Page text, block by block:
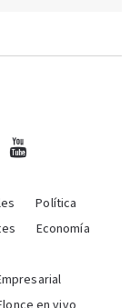
Política
Economía